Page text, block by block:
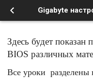
Gigabyte
Здесь будет
BIOS различных
Все уроки разделены